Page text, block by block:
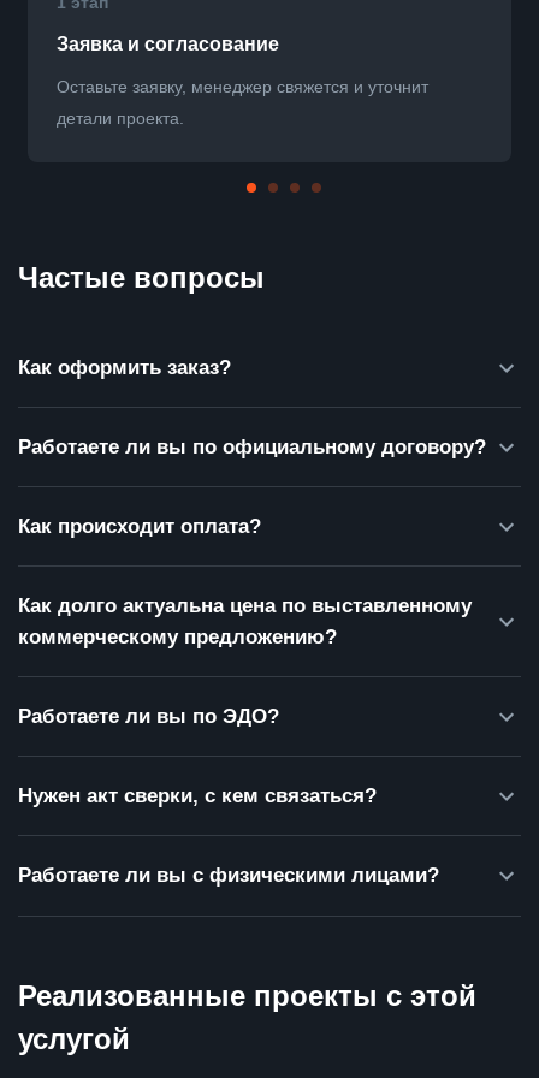
Заявка и согласование
Оставьте заявку, менеджер свяжется и уточнит
детали проекта.
Частые вопросы
Как оформить заказ?
Работаете ли вы по официальному договору?
Как происходит оплата?
Как долго актуальна цена по выставленному
коммерческому предложению?
Работаете ли вы по ЭДО?
Нужен акт сверки, с кем связаться?
Работаете ли вы с физическими лицами?
Реализованные проекты с этой
услугой